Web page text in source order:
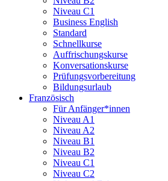
Niveau C1
Business English
Standard
Schnellkurse
Auffrischungskurse
Konversationskurse
Prüfungsvorbereitung
Bildungsurlaub
Französisch
Für Anfänger*innen
Niveau A1
Niveau A2
Niveau B1
Niveau B2
Niveau C1
Niveau C2